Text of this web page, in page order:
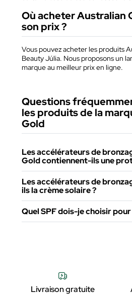
Où acheter Australian
son prix ?
Vous pouvez acheter les produits
Beauty Júlia. Nous proposons un
marque au meilleur prix en ligne.
Questions
les produits de la
Gold
Les accélérateurs de
Gold contiennent-ils une
Les accélérateurs de
ils la crème solaire ?
Quel SPF dois-je choisir pour
Livraison gratuite